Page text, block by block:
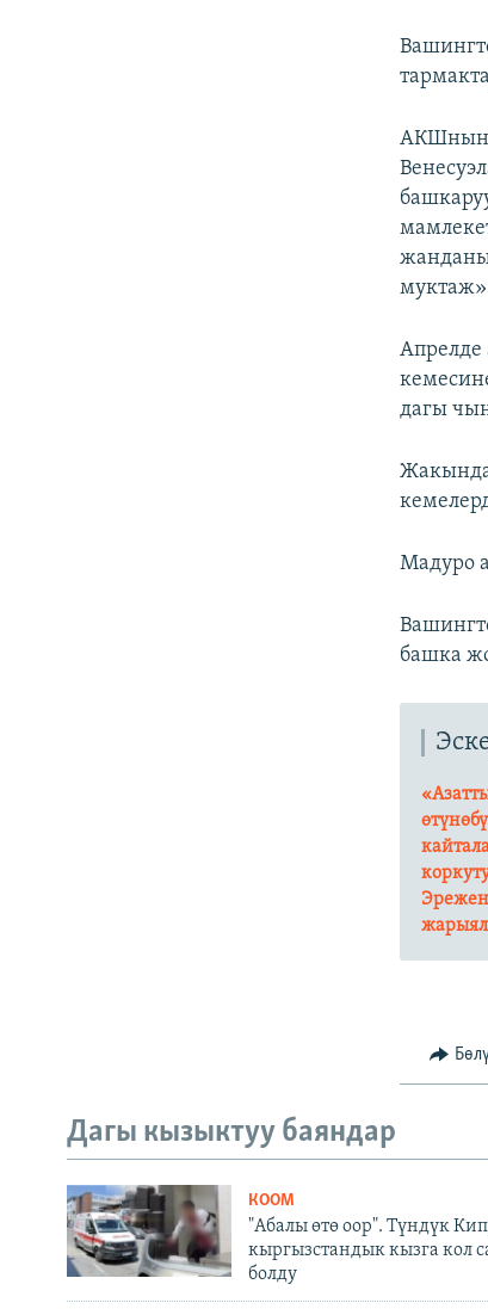
АКШнын
Апрелде
дагы
Мадуро
башка
Дагы кызыктуу баяндар
КООМ
"Абалы өтө оор". Түндүк
кыргызстандык кызга кол
болду